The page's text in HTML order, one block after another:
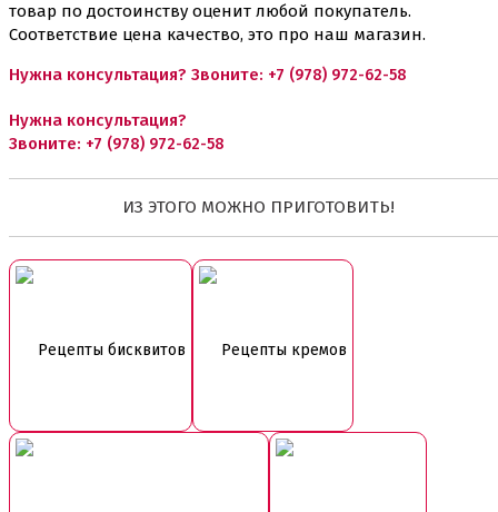
товар по достоинству оценит любой покупатель.
Соответствие цена качество, это про наш магазин.
Нужна консультация? Звоните: +7 (978) 972-62-58
Нужна консультация?
Звоните: +7 (978) 972-62-58
ИЗ ЭТОГО МОЖНО ПРИГОТОВИТЬ!
Рецепты бисквитов Рецепты кремов